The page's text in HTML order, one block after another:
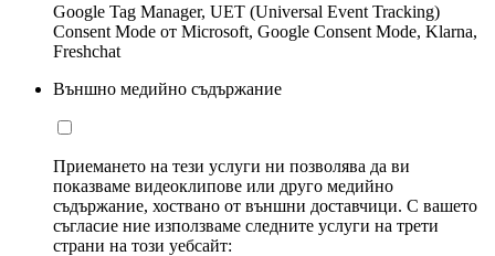
Google Tag Manager, UET (Universal Event Tracking)
Consent Mode от Microsoft, Google Consent Mode, Klarna,
Freshchat
Външно медийно съдържание
Приемането на тези услуги ни позволява да ви
показваме видеоклипове или друго медийно
съдържание, хоствано от външни доставчици. С вашето
съгласие ние използваме следните услуги на трети
страни на този уебсайт: